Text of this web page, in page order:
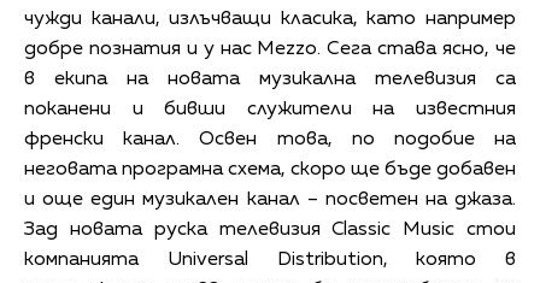
чужди канали, излъчващи класика, като например
добре познатия и у нас Mezzo. Сега става ясно, че
в екипа на новата музикална телевизия са
поканени и бивши служители на известния
френски канал. Освен това, по подобие на
неговата програмна схема, скоро ще бъде добавен
и още един музикален канал – посветен на джаза.
Зад новата руска телевизия Classic Music стои
компанията Universal Distribution, която в